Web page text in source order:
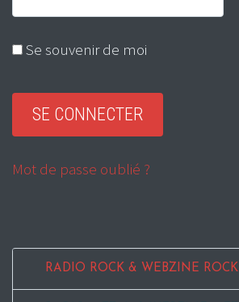
Se souvenir de moi
Mot de passe oublié ?
RADIO ROCK & WEBZINE ROCK